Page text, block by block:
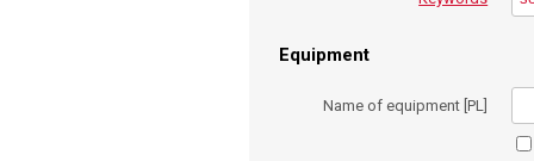
Equipment
Name of equipment [PL]